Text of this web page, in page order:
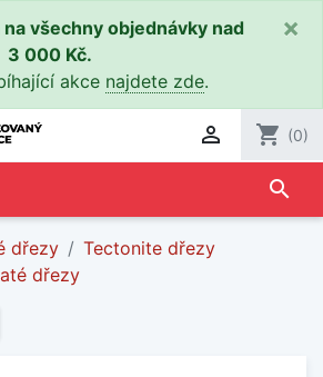
všechny objednávky nad
3 000 Kč.
akce najdete zde.
×
 shopping_cart (0)
search
dřezy
Tectonite dřezy
dřezy